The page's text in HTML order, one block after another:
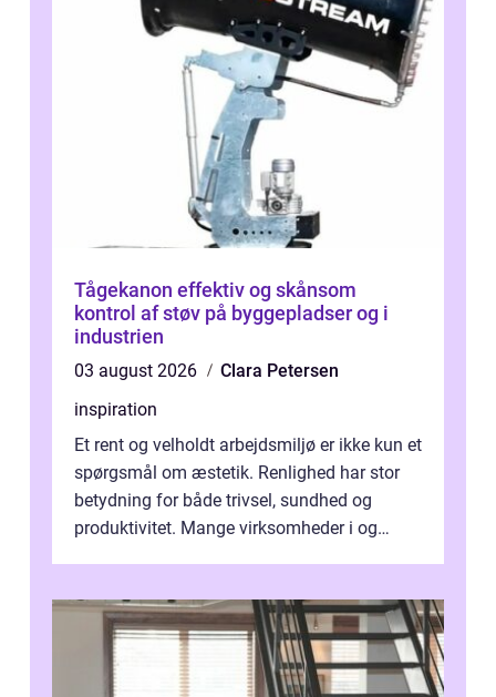
Tågekanon effektiv og skånsom
kontrol af støv på byggepladser og i
industrien
03 august 2026
Clara Petersen
inspiration
Et rent og velholdt arbejdsmiljø er ikke kun et
spørgsmål om æstetik. Renlighed har stor
betydning for både trivsel, sundhed og
produktivitet. Mange virksomheder i og